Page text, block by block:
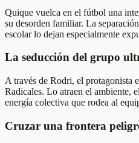
Quique vuelca en el fútbol una
su desorden familiar. La
escolar lo dejan especialmente
La seducción del grupo
A través de Rodri, el protagonista
Radicales. Lo atraen el ambiente,
energía colectiva que rodea al
Cruzar una frontera